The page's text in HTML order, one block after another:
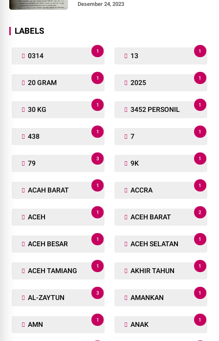
Desember 24, 2023
LABELS
0314
1
13
1
20 GRAM
1
2025
1
30 KG
1
3452 PERSONIL
1
438
1
7
1
79
3
9K
1
ACAH BARAT
1
ACCRA
1
ACEH
1
ACEH BARAT
2
ACEH BESAR
1
ACEH SELATAN
1
ACEH TAMIANG
1
AKHIR TAHUN
1
AL-ZAYTUN
3
AMANKAN
1
AMN
1
ANAK
1